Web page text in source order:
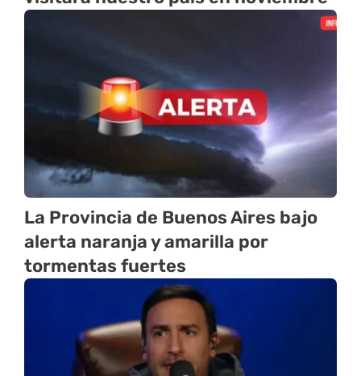
La Provincia de Buenos Aires bajo
alerta naranja y amarilla por
tormentas fuertes